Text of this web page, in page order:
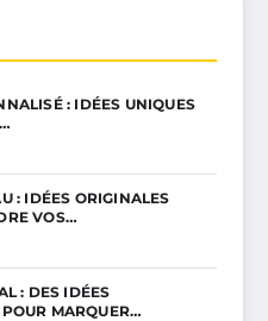
: IDÉES UNIQUES
: IDÉES ORIGINALES
VOS…
: DES IDÉES
MARQUER…